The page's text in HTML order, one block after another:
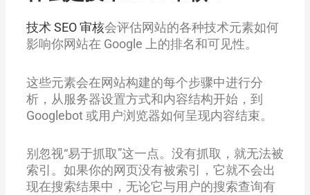
技术 SEO 审核会评估网站的各种技术元素如何
影响你网站在 Google 上的排名和可见性。
这些元素会在网站构建的每个步骤中进行分
析，从服务器设置方式和内容结构开始，到
Googlebot 或用户浏览器如何呈现内容结束。
别忽视“易于抓取”这一点。没有抓取，就无法被
索引。如果你的网页没有被索引，它就不会出
现在搜索结果中，无论它与用户的搜索查询有